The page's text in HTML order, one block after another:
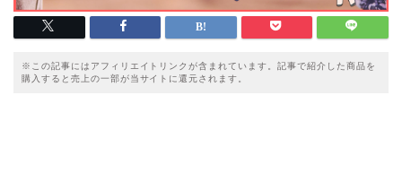
※この記事にはアフィリエイトリンクが含まれています。記事で紹介した商品を
購入すると売上の一部が当サイトに還元されます。